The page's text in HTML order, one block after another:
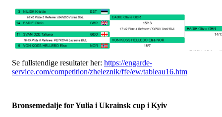
Se fullstendige resultater her: https://engarde-
service.com/competition/zheleznik/ffe/ew/tableau16.htm
Bronsemedalje for Yulia i Ukrainsk cup i Kyiv